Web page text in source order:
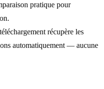
pratique pour
récupère les
automatiquement — aucune